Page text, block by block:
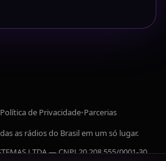
Política de Privacidade•Parcerias
as rádios do Brasil em um só lugar.
LTDA — CNPJ 20.208.555/0001-30